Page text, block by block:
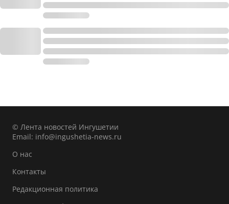
© Лента новостей Ингушетии
Email: info@ingushetia-news.ru
О нас
Контакты
Редакционная политика